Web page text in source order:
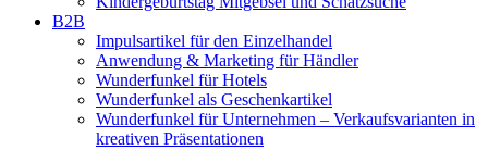
B2B
Impulsartikel für den Einzelhandel
Anwendung & Marketing für Händler
Wunderfunkel für Hotels
Wunderfunkel als Geschenkartikel
Wunderfunkel für Unternehmen – Verkaufsvarianten in
kreativen Präsentationen